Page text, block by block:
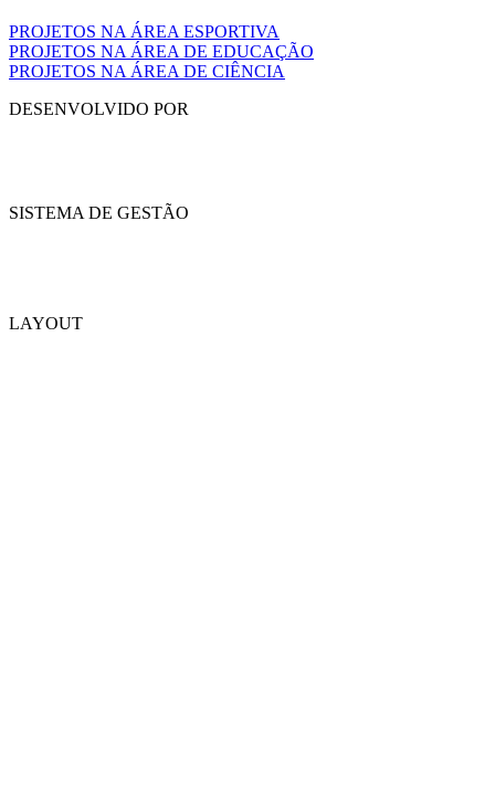
PROJETOS NA ÁREA ESPORTIVA
PROJETOS NA ÁREA DE EDUCAÇÃO
PROJETOS NA ÁREA DE CIÊNCIA
DESENVOLVIDO POR
SISTEMA DE GESTÃO
LAYOUT